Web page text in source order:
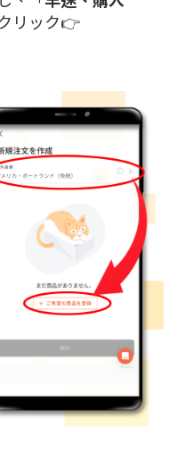
リック👉